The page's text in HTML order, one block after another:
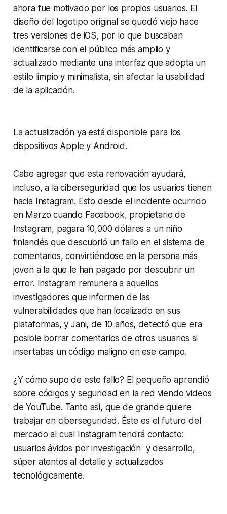
ahora fue motivado por los propios usuarios. El
diseño del logotipo original se quedó viejo hace
tres versiones de iOS, por lo que buscaban
identificarse con el público más amplio y
actualizado mediante una interfaz que adopta un
estilo limpio y minimalista, sin afectar la usabilidad
de la aplicación.
La actualización ya está disponible para los
dispositivos Apple y Android.
Cabe agregar que esta renovación ayudará,
incluso, a la ciberseguridad que los usuarios tienen
hacia Instagram. Esto desde el incidente ocurrido
en Marzo cuando Facebook, propietario de
Instagram, pagara 10,000 dólares a un niño
finlandés que descubrió un fallo en el sistema de
comentarios, convirtiéndose en la persona más
joven a la que le han pagado por descubrir un
error. Instagram remunera a aquellos
investigadores que informen de las
vulnerabilidades que han localizado en sus
plataformas, y Jani, de 10 años, detectó que era
posible borrar comentarios de otros usuarios si
insertabas un código maligno en ese campo.
¿Y cómo supo de este fallo? El pequeño aprendió
sobre códigos y seguridad en la red viendo videos
de YouTube. Tanto así, que de grande quiere
trabajar en ciberseguridad. Éste es el futuro del
mercado al cual Instagram tendrá contacto:
usuarios ávidos por investigación y desarrollo,
súper atentos al detalle y actualizados
tecnológicamente.